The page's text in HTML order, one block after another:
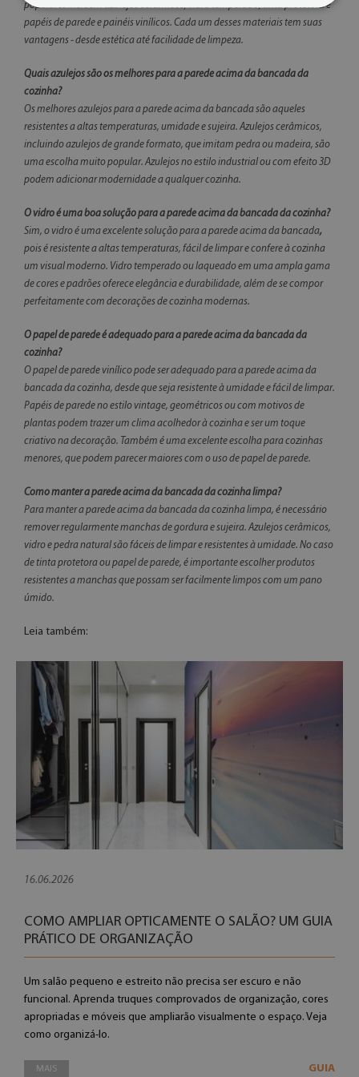
populares incluem azulejos cerâmicos, vidro temperado, tinta protetora e
papéis de parede e painéis vinílicos. Cada um desses materiais tem suas
vantagens - desde estética até facilidade de limpeza.
Quais azulejos são os melhores para a parede acima da bancada da
cozinha?
Os melhores azulejos para a parede acima da bancada são aqueles
resistentes a altas temperaturas, umidade e sujeira. Azulejos cerâmicos,
incluindo azulejos de grande formato, que imitam pedra ou madeira, são
uma escolha muito popular. Azulejos no estilo industrial ou com efeito 3D
podem adicionar modernidade a qualquer cozinha.
O vidro é uma boa solução para a parede acima da bancada da cozinha?
Sim, o vidro é uma excelente solução para a parede acima da bancada,
pois é resistente a altas temperaturas, fácil de limpar e confere à cozinha
um visual moderno. Vidro temperado ou laqueado em uma ampla gama
de cores e padrões oferece elegância e durabilidade, além de se compor
perfeitamente com decorações de cozinha modernas.
O papel de parede é adequado para a parede acima da bancada da
cozinha?
O papel de parede vinílico pode ser adequado para a parede acima da
bancada da cozinha, desde que seja resistente à umidade e fácil de limpar.
Papéis de parede no estilo vintage, geométricos ou com motivos de
plantas podem trazer um clima acolhedor à cozinha e ser um toque
criativo na decoração. Também é uma excelente escolha para cozinhas
menores, que podem parecer maiores com o uso de papel de parede.
Como manter a parede acima da bancada da cozinha limpa?
Para manter a parede acima da bancada da cozinha limpa, é necessário
remover regularmente manchas de gordura e sujeira. Azulejos cerâmicos,
vidro e pedra natural são fáceis de limpar e resistentes à umidade. No caso
de tinta protetora ou papel de parede, é importante escolher produtos
resistentes a manchas que possam ser facilmente limpos com um pano
úmido.
Leia também:
16.06.2026
COMO AMPLIAR OPTICAMENTE O SALÃO? UM GUIA
PRÁTICO DE ORGANIZAÇÃO
Um salão pequeno e estreito não precisa ser escuro e não
funcional. Aprenda truques comprovados de organização, cores
apropriadas e móveis que ampliarão visualmente o espaço. Veja
como organizá-lo.
MAIS GUIA